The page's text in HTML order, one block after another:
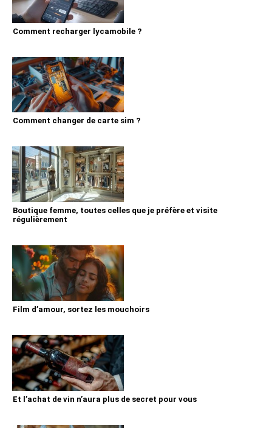
Comment recharger lycamobile ?
Comment changer de carte sim ?
Boutique femme, toutes celles que je préfère et visite
régulièrement
Film d’amour, sortez les mouchoirs
Et l’achat de vin n’aura plus de secret pour vous